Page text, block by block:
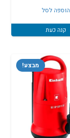
הוספה לסל
קנה כעת
מבצע!